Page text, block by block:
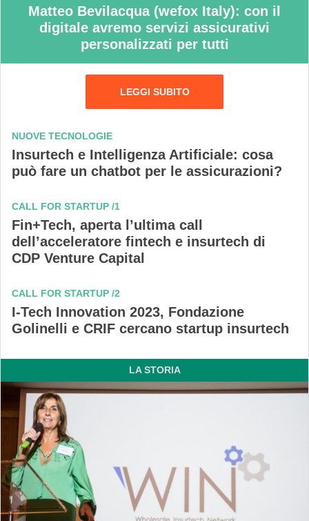
Matteo Bevilacqua (wefox Italy): con il
digitale avremo servizi assicurativi
personalizzati per tutti
LEGGI SUBITO
NUOVE TECNOLOGIE
Insurtech e Intelligenza Artificiale: cosa
può fare un chatbot per le assicurazioni?
CALL FOR STARTUP /1
Fin+Tech, aperta l’ultima call
dell’acceleratore fintech e insurtech di
CDP Venture Capital
CALL FOR STARTUP /2
I-Tech Innovation 2023, Fondazione
Golinelli e CRIF cercano startup insurtech
LA STORIA